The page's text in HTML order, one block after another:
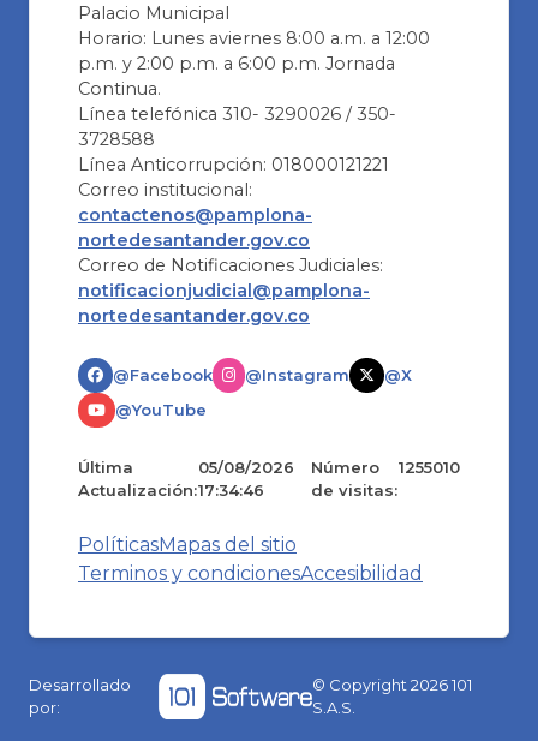
Palacio Municipal
Horario: Lunes aviernes 8:00 a.m. a 12:00
p.m. y 2:00 p.m. a 6:00 p.m. Jornada
Continua.
Línea telefónica 310- 3290026 / 350-
3728588
Línea Anticorrupción: 018000121221
Correo institucional:
contactenos@pamplona-
nortedesantander.gov.co
Correo de Notificaciones Judiciales:
notificacionjudicial@pamplona-
nortedesantander.gov.co
@Facebook @Instagram
@X
@YouTube
Última
Actualización:
05/08/2026
17:34:46
Número
de visitas:
1255010
PolíticasMapas del sitio
Terminos y condicionesAccesibilidad
Desarrollado
por:
© Copyright2026101
S.A.S.